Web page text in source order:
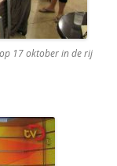
17 oktober in de rij